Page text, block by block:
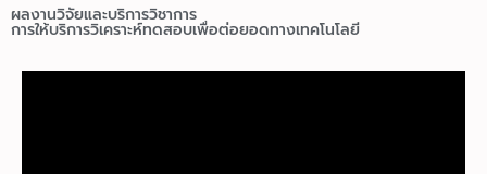
ผลงานวิจัยและบริการวิชาการ
การให้บริการวิเคราะห์ทดสอบเพื่อต่อยอดทางเทคโนโลยี